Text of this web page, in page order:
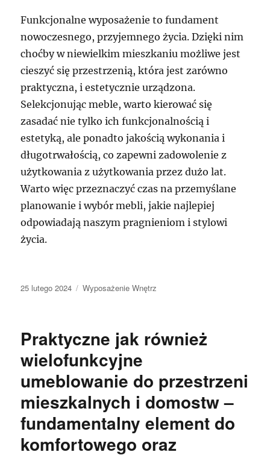
Funkcjonalne wyposażenie to fundament
nowoczesnego, przyjemnego życia. Dzięki nim
choćby w niewielkim mieszkaniu możliwe jest
cieszyć się przestrzenią, która jest zarówno
praktyczna, i estetycznie urządzona.
Selekcjonując meble, warto kierować się
zasadać nie tylko ich funkcjonalnością i
estetyką, ale ponadto jakością wykonania i
długotrwałością, co zapewni zadowolenie z
użytkowania z użytkowania przez dużo lat.
Warto więc przeznaczyć czas na przemyślane
planowanie i wybór mebli, jakie najlepiej
odpowiadają naszym pragnieniom i stylowi
życia.
Data
25 lutego 2024 Kategorie
Wyposażenie Wnętrz
Praktyczne jak również
wielofunkcyjne
umeblowanie do przestrzeni
mieszkalnych i domostw –
fundamentalny element do
komfortowego oraz